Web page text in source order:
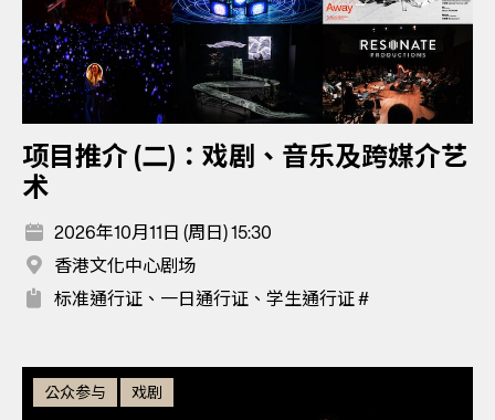
项目推介 (二)：戏剧、音乐及跨媒介艺
术
2026年10月11日 (周日) 15:30
香港文化中心剧场
标准通行证、一日通行证、学生通行证 #
公众参与 戏剧